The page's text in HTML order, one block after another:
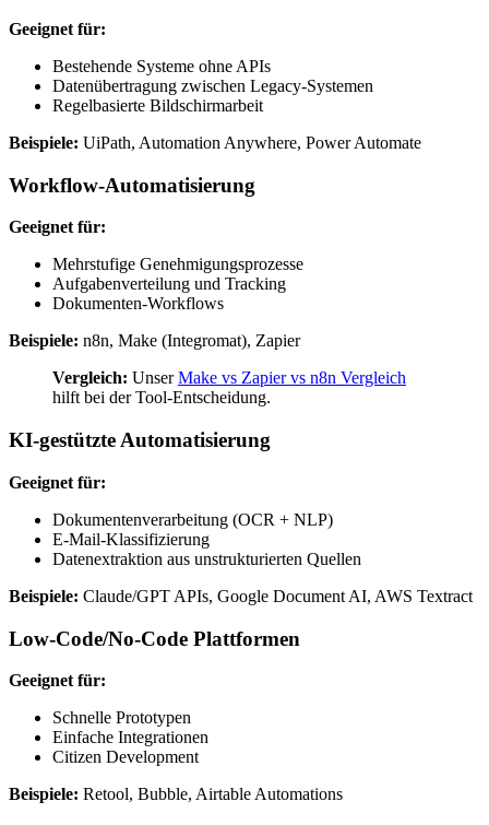
Geeignet für:
Bestehende Systeme ohne APIs
Datenübertragung zwischen Legacy-Systemen
Regelbasierte Bildschirmarbeit
Beispiele: UiPath, Automation Anywhere, Power Automate
Workflow-Automatisierung
Geeignet für:
Mehrstufige Genehmigungsprozesse
Aufgabenverteilung und Tracking
Dokumenten-Workflows
Beispiele: n8n, Make (Integromat), Zapier
Vergleich: UnserMake vs Zapier vs n8n Vergleich
hilft bei der Tool-Entscheidung.
KI-gestützte Automatisierung
Geeignet für:
Dokumentenverarbeitung (OCR + NLP)
E-Mail-Klassifizierung
Datenextraktion aus unstrukturierten Quellen
Beispiele: Claude/GPT APIs, Google Document AI, AWS Textract
Low-Code/No-Code Plattformen
Geeignet für:
Schnelle Prototypen
Einfache Integrationen
Citizen Development
Beispiele: Retool, Bubble, Airtable Automations